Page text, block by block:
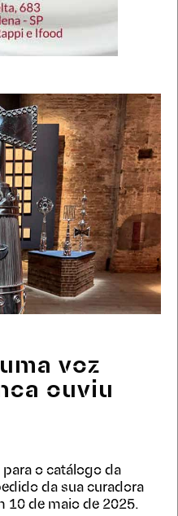
voz
ouviu
o catálogo da
da sua curadora
10 de maio de 2025.